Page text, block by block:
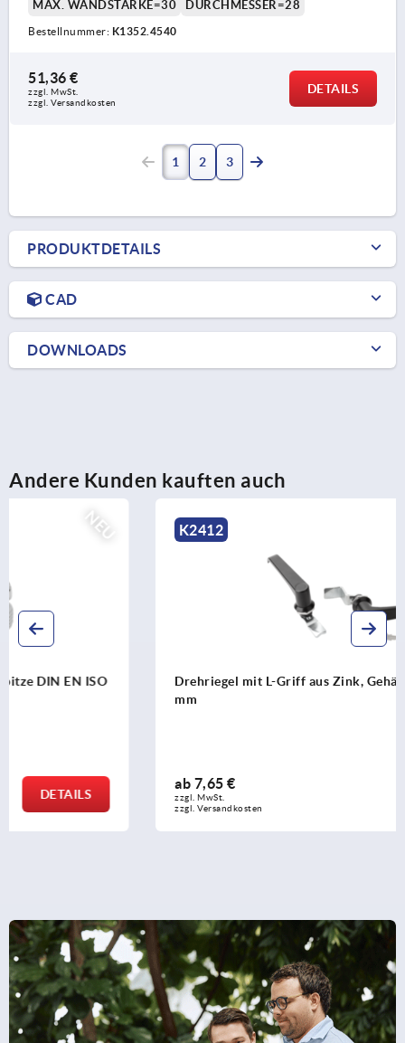
MAX. WANDSTÄRKE=30 DURCHMESSER=28
Bestellnummer: K1352.4540
51,36 €
zzgl. MwSt.
zzgl. Versandkosten
DETAILS
1 2 3
PRODUKTDETAILS
CAD
DOWNLOADS
Andere Kunden kauften auch
Drehriegel mit L-Griff aus Zink, Gehäusedurchmesser 32
zzgl. MwSt.
zzgl. Versandkosten